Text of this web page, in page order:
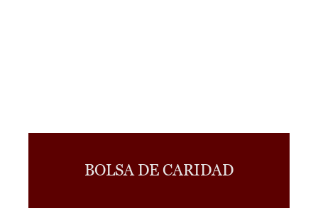
BOLSA DE CARIDAD